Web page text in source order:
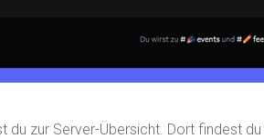
du zur Server-Übersicht. Dort findest